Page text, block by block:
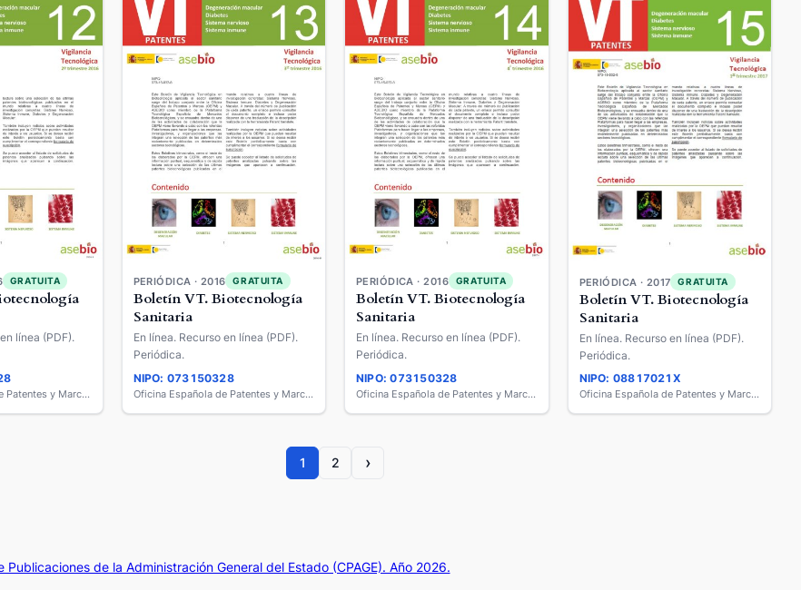
GRATUITA
línea (PDF).
Oficina Española de Patentes y Marcas
PERIÓDICA · 2016 GRATUITA
Boletín VT. Biotecnología
Sanitaria
En línea. Recurso en línea (PDF).
Periódica.
NIPO: 073150328
Oficina Española de Patentes y Marcas
PERIÓDICA · 2016 GRATUITA
Boletín VT. Biotecnología
Sanitaria
En línea. Recurso en línea (PDF).
Periódica.
NIPO: 073150328
Oficina Española de Patentes y Marcas
PERIÓDICA · 2017 GRATUITA
Boletín VT. Biotecnología
Sanitaria
En línea. Recurso en línea (PDF).
Periódica.
NIPO: 08817021X
Oficina Española de Patentes y Marcas
1 2 ›
Publicaciones de la Administración General del Estado (CPAGE). Año 2026.